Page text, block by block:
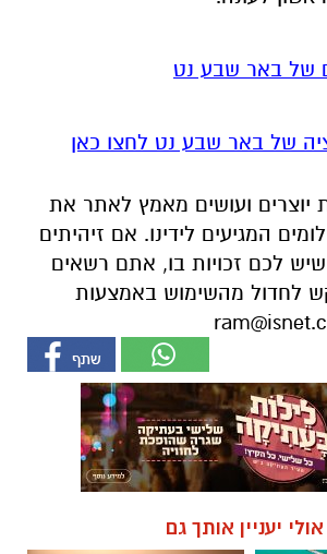
של באר שבע נט
של באר שבע נט לחצו כאן
יוצרים ועושים מאמץ לאתר את
המגיעים לידינו. אם זיהיתים
שיש לכם זכויות בו, אתם רשאים
לחדול מהשימוש באמצעות
אולי יעניין אותך גם